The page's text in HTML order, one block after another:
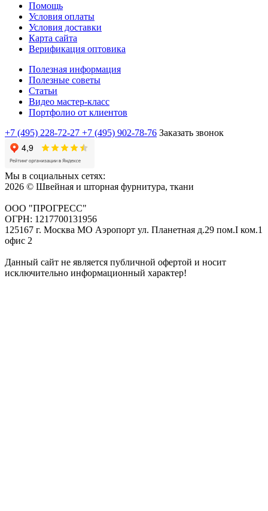
Помощь
Условия оплаты
Условия доставки
Карта сайта
Верификация оптовика
Полезная информация
Полезные советы
Статьи
Видео мастер-класс
Портфолио от клиентов
+7 (495) 228-72-27 +7 (495) 902-78-76 Заказать звонок
Мы в социальных сетях:
2026 © Швейная и шторная фурнитура, ткани
ООО "ПРОГРЕСС"
ОГРН: 1217700131956
125167 г. Москва МО Аэропорт ул. Планетная д.29 пом.I ком.1
офис 2
Данный сайт не является публичной офертой и носит
исключительно информационный характер!